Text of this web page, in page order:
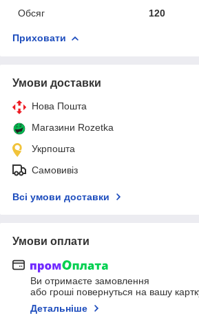
Обсяг
120
Приховати
Умови доставки
Нова Пошта
Магазини Rozetka
Укрпошта
Самовивіз
Всі умови доставки
Умови оплати
Ви отримаєте замовлення
або гроші повернуться на вашу
Детальніше